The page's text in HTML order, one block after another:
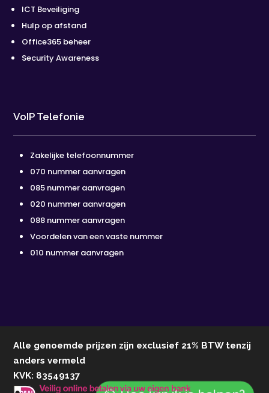
ICT Beveiliging
Hulp op afstand
Office365 beheer
Security Awareness
VoIP Telefonie
Zakelijke telefoonnummer
070 nummer aanvragen
085 nummer aanvragen
020 nummer aanvragen
088 nummer aanvragen
Voordelen van een vaste nummer
010 nummer aanvragen
Alle genoemde prijzen zijn exclusief 21% BTW tenzij
anders vermeld
KVK: 83549137